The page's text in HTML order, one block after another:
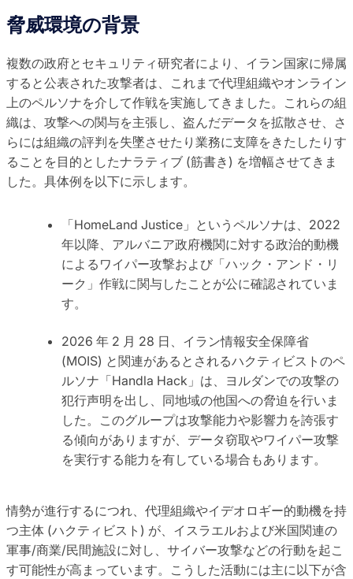
脅威環境の背景
複数の政府とセキュリティ研究者により、イラン国家に帰属
すると公表された攻撃者は、これまで代理組織やオンライン
上のペルソナを介して作戦を実施してきました。これらの組
織は、攻撃への関与を主張し、盗んだデータを拡散させ、さ
らには組織の評判を失墜させたり業務に支障をきたしたりす
ることを目的としたナラティブ (筋書き) を増幅させてきま
した。具体例を以下に示します。
「HomeLand Justice」というペルソナは、2022
年以降、アルバニア政府機関に対する政治的動機
によるワイパー攻撃および「ハック・アンド・リ
ーク」作戦に関与したことが公に確認されていま
す。
2026 年 2 月 28 日、イラン情報安全保障省
(MOIS) と関連があるとされるハクティビストのペ
ルソナ「Handla Hack」は、ヨルダンでの攻撃の
犯行声明を出し、同地域の他国への脅迫を行いま
した。このグループは攻撃能力や影響力を誇張す
る傾向がありますが、データ窃取やワイパー攻撃
を実行する能力を有している場合もあります。
情勢が進行するにつれ、代理組織やイデオロギー的動機を持
つ主体 (ハクティビスト) が、イスラエルおよび米国関連の
軍事/商業/民間施設に対し、サイバー攻撃などの行動を起こ
す可能性が高まっています。こうした活動には主に以下が含